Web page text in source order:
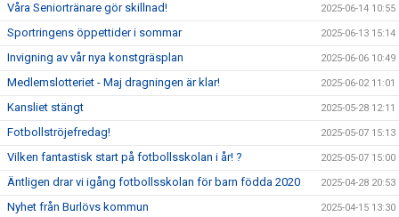
Våra Seniortränare gör skillnad! 2025-06-14 10:55
Sportringens öppettider i sommar 2025-06-13 15:14
Invigning av vår nya konstgräsplan 2025-06-06 10:49
Medlemslotteriet - Maj dragningen är klar! 2025-06-02 11:01
Kansliet stängt 2025-05-28 12:11
Fotbollströjefredag! 2025-05-07 15:13
Vilken fantastisk start på fotbollsskolan i år! ? 2025-05-07 15:00
Äntligen drar vi igång fotbollsskolan för barn födda 2020 2025-04-28 20:53
Nyhet från Burlövs kommun 2025-04-15 13:30